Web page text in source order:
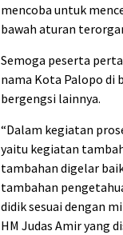
mencoba untuk
bawah aturan
Semoga peserta
nama Kota Palopo di
bergengsi lainnya.
“Dalam kegiatan
yaitu kegiatan
tambahan digelar
tambahan
didik sesuai dengan
HM Judas Amir yang